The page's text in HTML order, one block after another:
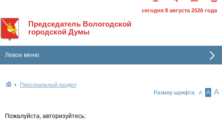
сегодня 8 августа 2026 года
Председатель Вологодской
городской Думы
Левое меню
Персональный раздел
Размер шрифта: А А А
Пожалуйста, авторизуйтесь: